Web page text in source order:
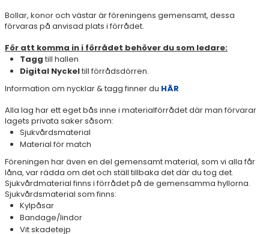
FOGIS
DOMARE
TAGE
SKADOR
UNGDOMSPOLICY
SPELARUTBILDNINGSPLAN
SPORTADMIN & TRÄNINGSPLANERING
FÖRMÅNER
Bollar, konor och västar är föreningens gemensamt, dessa
förvaras på anvisad plats i förrådet.
För att komma in i förrådet behöver du som ledare:
Tagg till hallen
Digital Nyckeltill förrådsdörren.
Information om nycklar & tagg finner du HÄR
Alla lag har ett eget bås inne i materialförrådet där man förvarar
lagets privata saker såsom:
Sjukvårdsmaterial
Material för match
Föreningen har även en del gemensamt material, som vi alla får
låna, var rädda om det och ställ tillbaka det där du tog det.
Sjukvårdmaterial finns i förrådet på de gemensamma hyllorna.
Sjukvårdsmaterial som finns:
Kylpåsar
Bandage/lindor
Vit skadetejp